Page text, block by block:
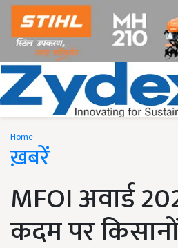
Home
ख़बरें
MFOI अवार्ड
कदम पर